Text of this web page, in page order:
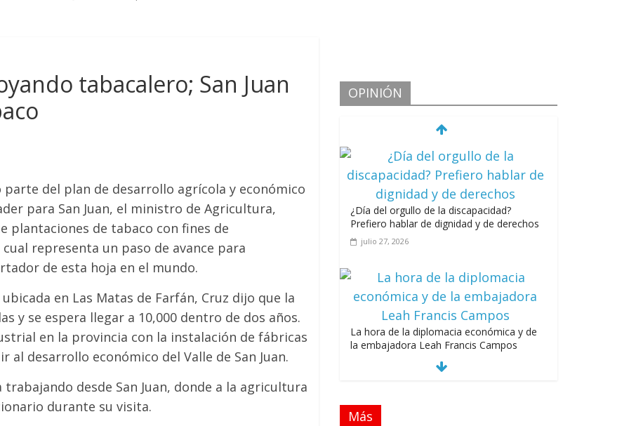
tabacalero; San Juan
parte del plan de desarrollo agrícola y económico
para San Juan, el ministro de Agricultura,
plantaciones de tabaco con fines de
representa un paso de avance para
de esta hoja en el mundo.
en Las Matas de Farfán, Cruz dijo que la
y se espera llegar a 10,000 dentro de dos años.
en la provincia con la instalación de fábricas
desarrollo económico del Valle de San Juan.
desde San Juan, donde a la agricultura
durante su visita.
OPINIÓN
¿Día del orgullo de la discapacidad?
Prefiero hablar de dignidad y de derechos
julio 27, 2026
La hora de la diplomacia económica y de
la embajadora Leah Francis Campos
Más